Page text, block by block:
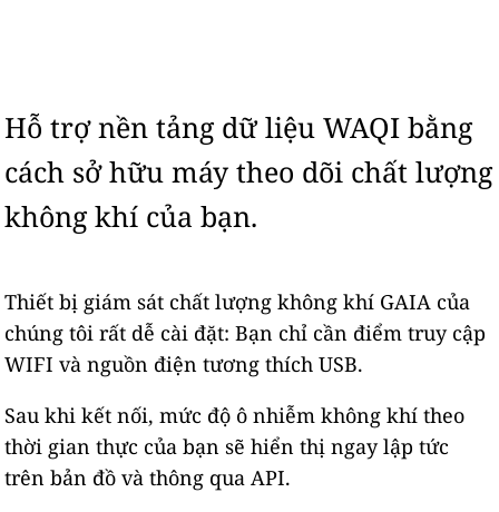
Hỗ trợ nền tảng dữ liệu WAQI bằng
cách sở hữu máy theo dõi chất lượng
không khí của bạn.
Thiết bị giám sát chất lượng không khí GAIA của
chúng tôi rất dễ cài đặt: Bạn chỉ cần điểm truy cập
WIFI và nguồn điện tương thích USB.
Sau khi kết nối, mức độ ô nhiễm không khí theo
thời gian thực của bạn sẽ hiển thị ngay lập tức
trên bản đồ và thông qua API.